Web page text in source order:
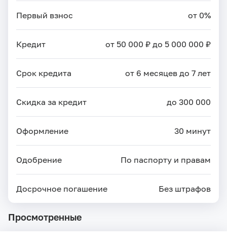
Первый взнос от 0%
Кредит от 50 000 ₽ до 5 000 000 ₽
Срок кредита от 6 месяцев до 7 лет
Скидка за кредит до 300 000
Оформление 30 минут
Одобрение По паспорту и правам
Досрочное погашение Без штрафов
Просмотренные